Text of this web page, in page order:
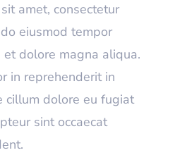
amet, consectetur
eiusmod tempor
dolore magna aliqua.
in reprehenderit in
cillum dolore eu fugiat
sint occaecat